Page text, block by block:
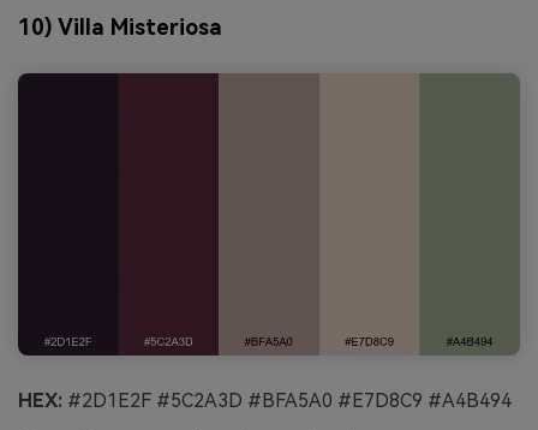
10) Villa Misteriosa
HEX: #2D1E2F #5C2A3D #BFA5A0 #E7D8C9 #A4B494